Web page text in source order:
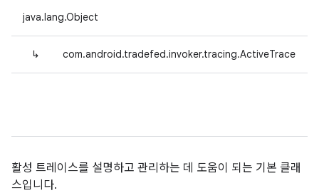
java.lang.Object
↳ com.android.tradefed.invoker.tracing.ActiveTrace
활성 트레이스를 설명하고 관리하는 데 도움이 되는 기본 클래
스입니다.